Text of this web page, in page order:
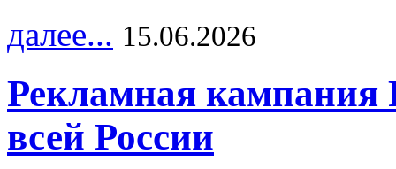
далее... 15.06.2026
Рекламная
всей России